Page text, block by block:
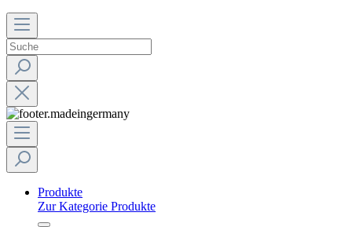
Produkte
Zur Kategorie Produkte